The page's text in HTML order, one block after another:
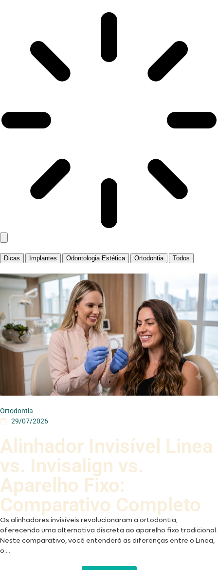
Dicas Implantes Odontologia Estética Ortodontia Todos
Ortodontia
29/07/2026
Alinhador Invisível Linea
vs. Invisalign vs.
Aparelho Fixo:
Comparativo Completo
Os alinhadores invisíveis revolucionaram a ortodontia,
oferecendo uma alternativa discreta ao aparelho fixo tradicional.
Neste comparativo, você entenderá as diferenças entre o Linea,
o ...